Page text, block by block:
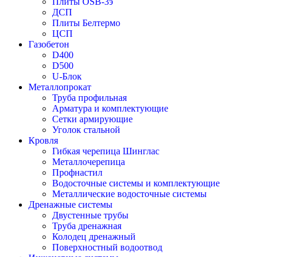
ДСП
Плиты Белтермо
ЦСП
Газобетон
D400
D500
U-Блок
Металлопрокат
Труба профильная
Арматура и комплектующие
Сетки армирующие
Уголок стальной
Кровля
Гибкая черепица Шинглас
Металлочерепица
Профнастил
Водосточные системы и комплектующие
Металлические водосточные системы
Дренажные системы
Двустенные трубы
Труба дренажная
Колодец дренажный
Поверхностный водоотвод